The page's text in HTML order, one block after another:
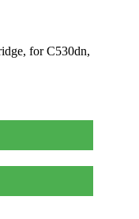
for C530dn,